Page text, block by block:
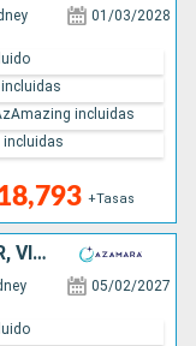
01/03/2028
+Tasas
incluidas
incluidas
AUSTRALIA, INDONESIA, SINGAPUR, VIETNAM, CHINA, TAIWÁN, JAPÓN, COREA DEL SUR
05/02/2027